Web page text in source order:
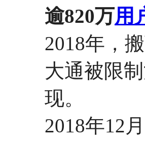
逾820万用
2018年，
大通被限
现。
2018年12